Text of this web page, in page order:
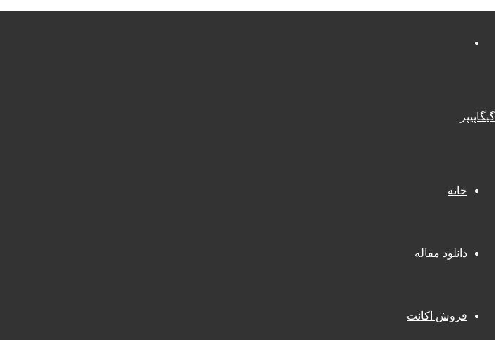
گیگاپیپر
خانه
دانلود مقاله
فروش اکانت